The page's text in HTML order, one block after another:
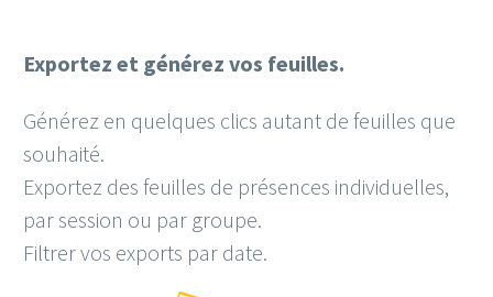
Exportez et générez vos feuilles.
Générez en quelques clics autant de feuilles que
souhaité.
Exportez des feuilles de présences individuelles,
par session ou par groupe.
Filtrer vos exports par date.